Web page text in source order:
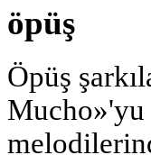
öpüş
Öpüş
Mucho»'yu